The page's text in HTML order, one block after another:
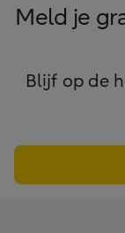
Meld je
Blijf op de